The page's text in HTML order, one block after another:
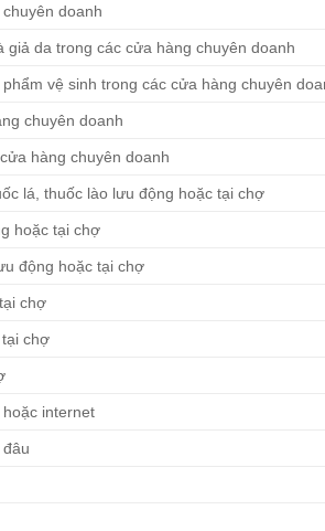
doanh
giả da trong các cửa hàng chuyên doanh
vệ sinh trong các cửa hàng chuyên
chuyên doanh
hàng chuyên doanh
lá, thuốc lào lưu động hoặc tại chợ
hoặc tại chợ
động hoặc tại chợ
chợ
chợ
internet